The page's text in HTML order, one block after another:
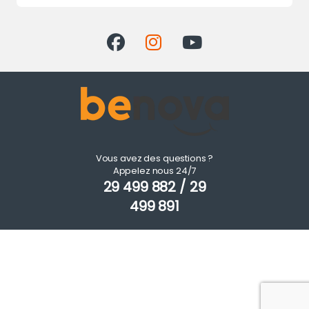
Vous avez des questions ?
Appelez nous 24/7
29 499 882 / 29
499 891